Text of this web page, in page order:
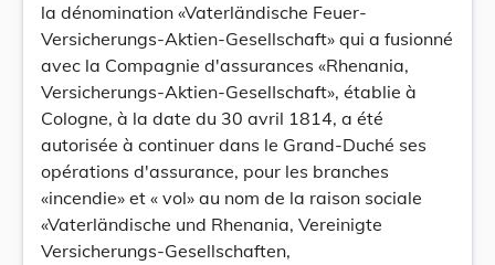
la dénomination «Vaterländische Feuer-
Versicherungs-Aktien-Gesellschaft» qui a fusionné
avec la Compagnie d'assurances «Rhenania,
Versicherungs-Aktien-GeselIschaft», établie à
Cologne, à la date du 30 avril 1814, a été
autorisée à continuer dans le Grand-Duché ses
opérations d'assurance, pour les branches
«incendie» et « vol» au nom de la raison sociale
«Vaterländische und Rhenania, Vereinigte
Versicherungs-Gesellschaften,